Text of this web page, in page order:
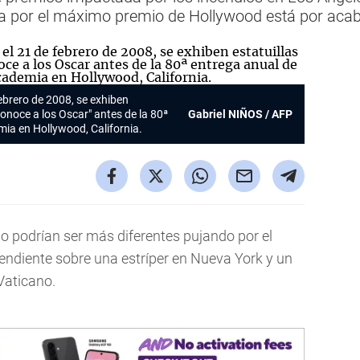
por el máximo premio de Hollywood está por
de 2008, se exhiben
a los Oscar" antes de la 80ª
en Hollywood, California.
Gabriel NIÑOS / AFP
podrían ser más diferentes pujando por el
sobre una estríper en Nueva York y un